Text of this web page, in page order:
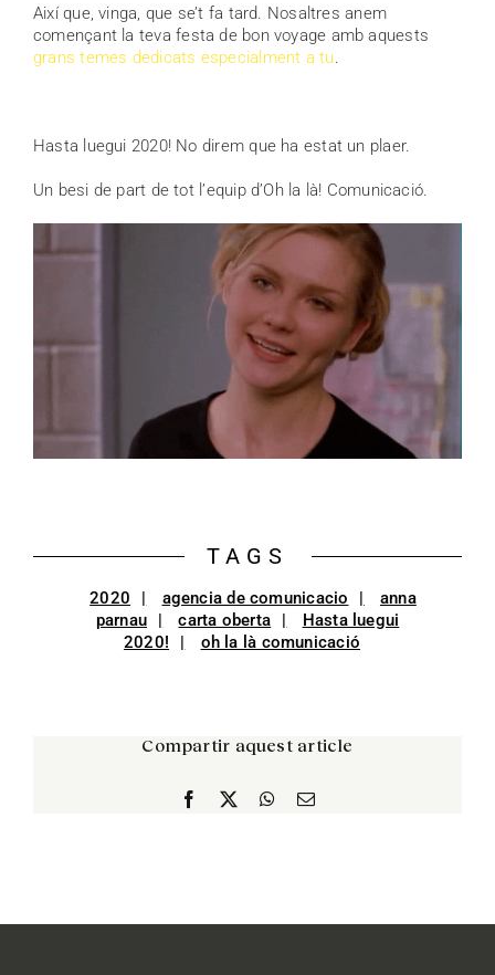
Així que, vinga, que se’t fa tard. Nosaltres anem
començant la teva festa de bon voyage amb aquests
grans temes dedicats especialment a tu.
Hasta luegui 2020! No direm que ha estat un plaer.
Un besi de part de tot l’equip d’Oh la là! Comunicació.
TAGS
2020 agencia de comunicacio
anna
parnau
carta oberta
Hasta luegui
2020!
oh la là comunicació
Compartir aquest article
Facebook WhatsApp
Email: